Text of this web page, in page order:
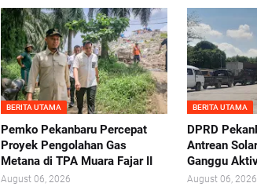
BERITA UTAMA
Pemko Pekanbaru Percepat
Proyek Pengolahan Gas
Metana di TPA Muara Fajar II
August 06, 2026
BERITA UTAMA
DPRD
Antrean
Ganggu
August 06, 2026